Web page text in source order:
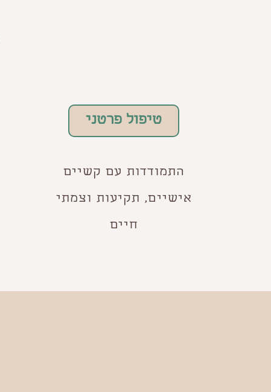
טיפול פרטני
התמודדות עם קשיים
אישיים, תקיעות וצמתי
חיים